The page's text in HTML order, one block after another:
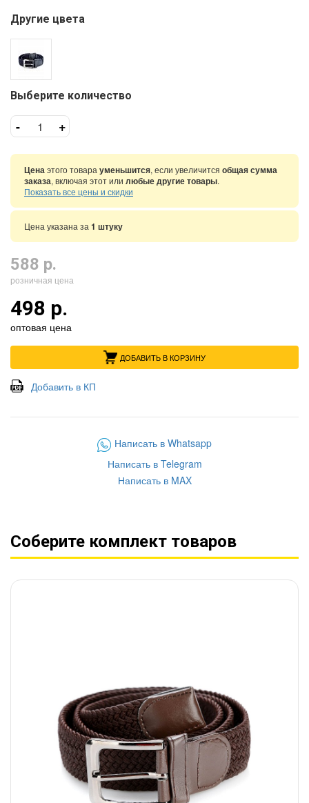
Другие цвета
Выберите количество
- +
Ценаэтого товара уменьшится, если увеличится общая сумма
заказа, включая этот или любые другие товары.
Показать все цены и скидки
Цена указана за 1 штуку
588 р.
розничная цена
498 р.
оптовая цена
ДОБАВИТЬ В КОРЗИНУ
Добавить в КП
Написать в Whatsapp
Написать в Telegram
Написать в MAX
Соберите комплект товаров